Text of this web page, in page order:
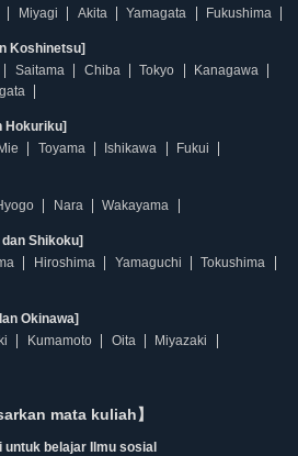
Miyagi Akita Yamagata Fukushima
Koshinetsu]
Saitama Chiba Tokyo
Kanagawa
Hokuriku]
Mie Toyama Ishikawa Fukui
Nara Wakayama
Shikoku]
Hiroshima Yamaguchi
Tokushima
Okinawa]
Kumamoto Oita
Miyazaki
mata kuliah】
belajar Ilmu sosial